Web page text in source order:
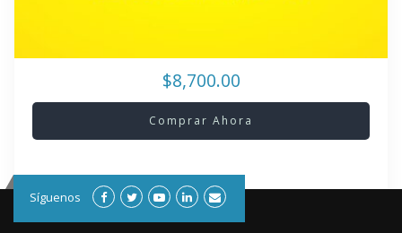
$8,700.00
Comprar Ahora
Síguenos